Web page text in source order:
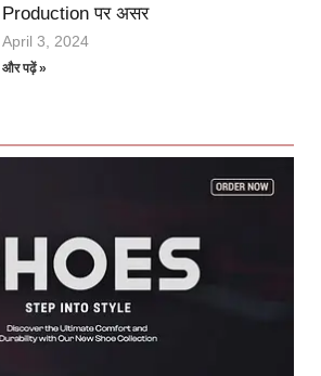
Production पर असर
April 3, 2024
और पढ़ें »